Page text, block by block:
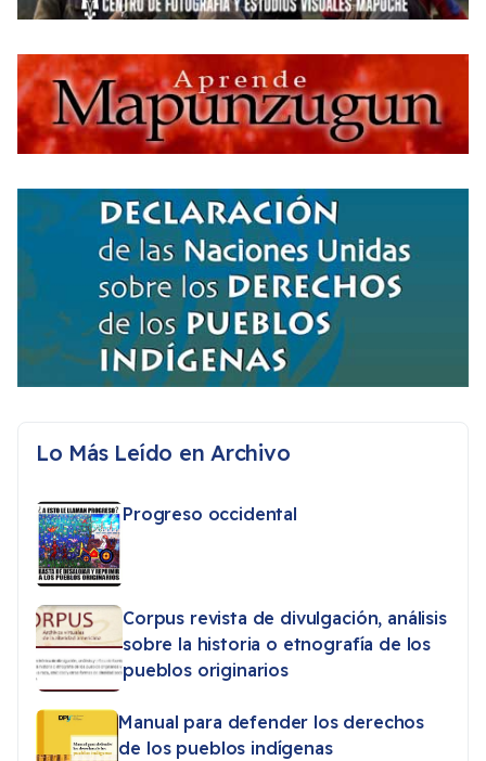
Lo Más Leído en Archivo
Progreso occidental
Corpus revista de divulgación, análisis
sobre la historia o etnografía de los
pueblos originarios
Manual para defender los derechos
de los pueblos indígenas